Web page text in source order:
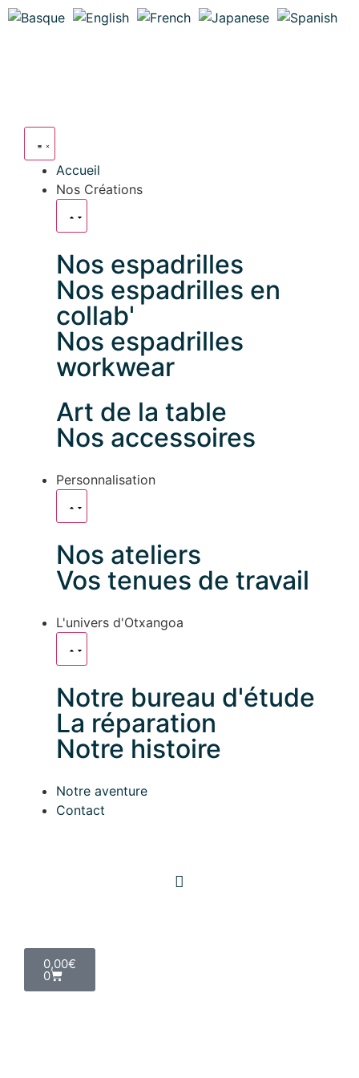
Accueil
Nos Créations
Nos espadrilles
Nos espadrilles en
collab'
Nos espadrilles
workwear
Art de la table
Nos accessoires
Personnalisation
Nos ateliers
Vos tenues de travail
L'univers d'Otxangoa
Notre bureau d'étude
La réparation
Notre histoire
Notre aventure
Contact
Mon compte
0,00€
0